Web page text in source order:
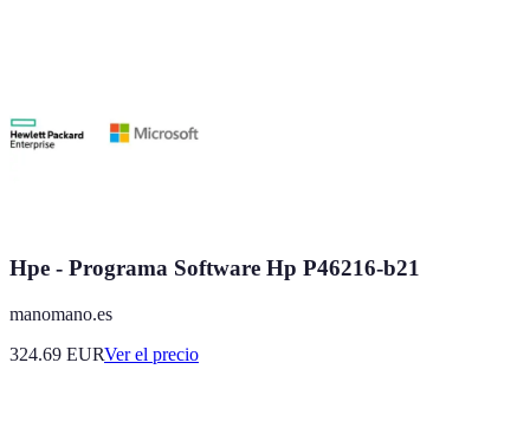
Hpe - Programa Software Hp P46216-b21
manomano.es
324.69 EURVer el precio